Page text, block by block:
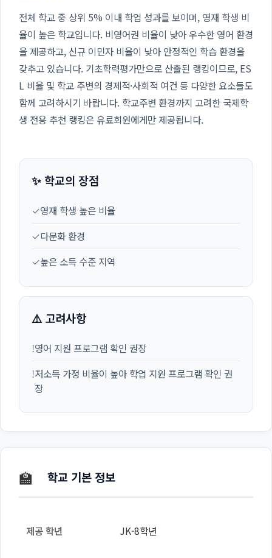
전체 학교 중 상위 5% 이내 학업 성과를 보이며, 영재 학생 비
율이 높은 학교입니다. 비영어권 비율이 낮아 우수한 영어 환경
을 제공하고, 신규 이민자 비율이 낮아 안정적인 학습 환경을
갖추고 있습니다. 기초학력평가만으로 산출된 랭킹이므로, ES
L 비율 및 학교 주변의 경제적·사회적 여건 등 다양한 요소들도
함께 고려하시기 바랍니다. 학교주변 환경까지 고려한 국제학
생 전용 추천 랭킹은 유료회원에게만 제공됩니다.
✨ 학교의 장점
✓영재 학생 높은 비율
✓다문화 환경
✓높은 소득 수준 지역
⚠️ 고려사항
!영어 지원 프로그램 확인 권장
!저소득 가정 비율이 높아 학업 지원 프로그램 확인 권
장
🏫 학교 기본 정보
제공 학년 JK-8학년